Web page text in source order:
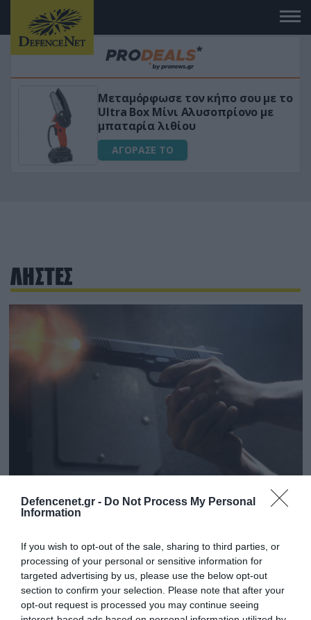
Defencenet.gr - Do Not Process My Personal
Information
If you wish to opt-out of the sale, sharing to third parties, or
processing of your personal or sensitive information for
targeted advertising by us, please use the below opt-out
section to confirm your selection. Please note that after your
opt-out request is processed you may continue seeing
Μεταμόρφωσε τον κήπο σου με το
Ultra Box Μίνι Αλυσοπρίονο με
μπαταρία λιθίου
ΑΓΟΡΑΣΕ ΤΟ
ΛΗΣΤΕΣ
18.09.2025 | 14:58
Βίντεο: «Σεκιουριτάς» πυροβολεί εξ’
εισβάλουν σε εργοστάσιο στη Βραζιλία
Οι δύο σκοτώθηκαν και ο τρίτος διέφυγε